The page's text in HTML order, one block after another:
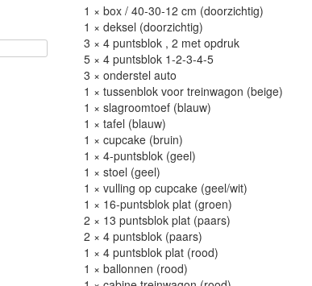
1 × box / 40-30-12 cm (doorzichtig)
1 × deksel (doorzichtig)
3 × 4 puntsblok , 2 met opdruk
5 × 4 puntsblok 1-2-3-4-5
3 × onderstel auto
1 × tussenblok voor treinwagon (beige)
1 × slagroomtoef (blauw)
1 × tafel (blauw)
1 × cupcake (bruin)
1 × 4-puntsblok (geel)
1 × stoel (geel)
1 × vulling op cupcake (geel/wit)
1 × 16-puntsblok plat (groen)
2 × 13 puntsblok plat (paars)
2 × 4 puntsblok (paars)
1 × 4 puntsblok plat (rood)
1 × ballonnen (rood)